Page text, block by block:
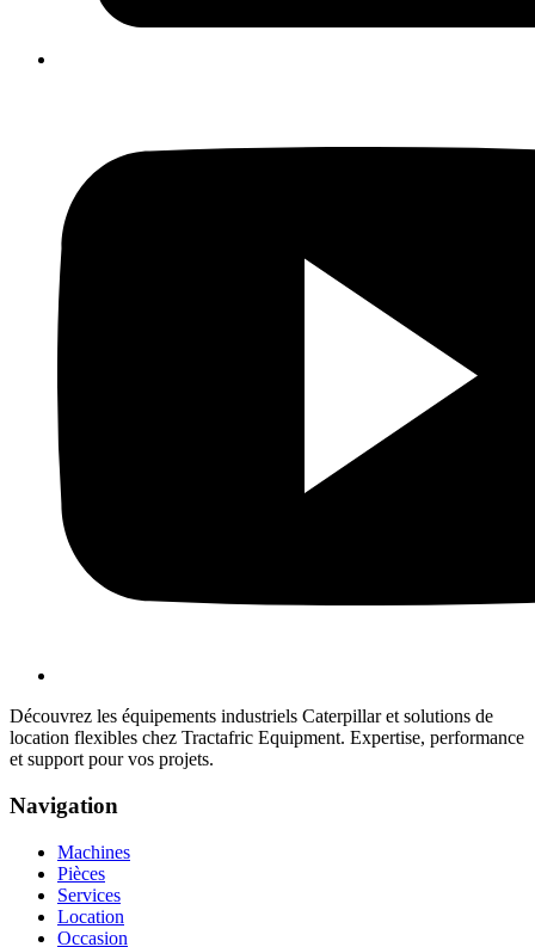
Découvrez les équipements industriels Caterpillar et solutions de
location flexibles chez Tractafric Equipment. Expertise, performance
et support pour vos projets.
Navigation
Machines
Pièces
Services
Location
Occasion